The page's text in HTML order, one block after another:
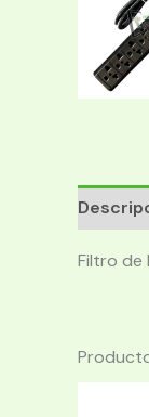
Filtro de